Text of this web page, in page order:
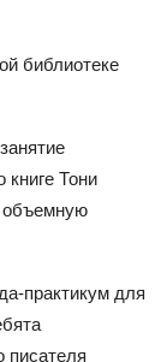
библиотеке
Тони
объемную
практикум для
писателя